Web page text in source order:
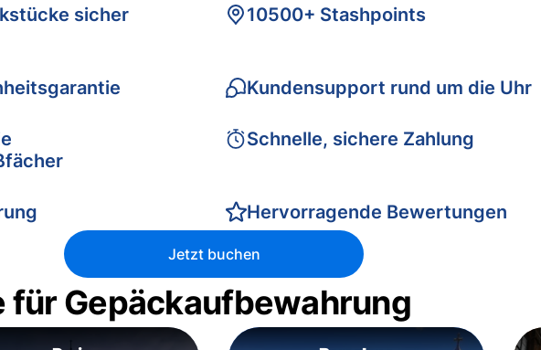
sicher
10500+ Stashpoints
Kundensupport rund um die Uhr
Schnelle, sichere Zahlung
Hervorragende Bewertungen
Jetzt buchen
für Gepäckaufbewahrung